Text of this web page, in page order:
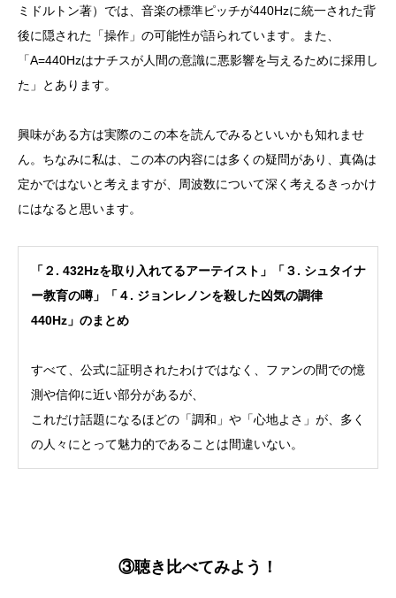
ミドルトン著）では、音楽の標準ピッチが440Hzに統一された背
後に隠された「操作」の可能性が語られています。また、
「A=440Hzはナチスが人間の意識に悪影響を与えるために採用し
た」とあります。
興味がある方は実際のこの本を読んでみるといいかも知れませ
ん。ちなみに私は、この本の内容には多くの疑問があり、真偽は
定かではないと考えますが、周波数について深く考えるきっかけ
にはなると思います。
「２. 432Hzを取り入れてるアーテイスト」「３. シュタイナ
ー教育の噂」「４. ジョンレノンを殺した凶気の調律
440Hz」のまとめ
すべて、公式に証明されたわけではなく、ファンの間での憶
測や信仰に近い部分があるが、
これだけ話題になるほどの「調和」や「心地よさ」が、多く
の人々にとって魅力的であることは間違いない。
③聴き比べてみよう！